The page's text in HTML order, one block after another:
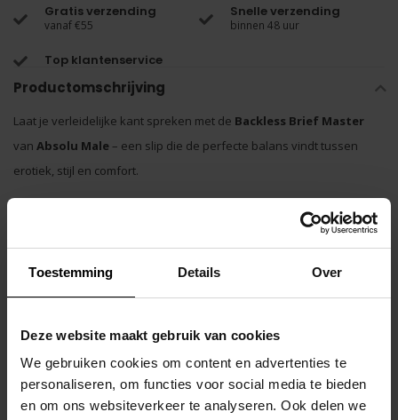
Toestemming Details Over
Deze website maakt gebruik van cookies
We gebruiken cookies om content en advertenties te
personaliseren, om functies voor social media te bieden
en om ons websiteverkeer te analyseren. Ook delen we
Gratis verzending
vanaf €55
Snelle verzending
binnen 48 uur
Top klantenservice
Productomschrijving
Laat je verleidelijke kant spreken met de Backless Brief Master
van Absolu Male – een slip die de perfecte balans vindt tussen
erotiek, stijl en comfort.
Ontworpen voor de man die durft te verleiden, onthult dit
geraffineerd en elegant blijft.
DeBackless Brief Masteronderscheidt zich door zijn volledig open
achterkant, versierd met subtiele, elastische bandjes die een
sensueel lijnenspel creëren over de onderrug.
Deze bandjes accentueren de rondingen en geven het silhouet een